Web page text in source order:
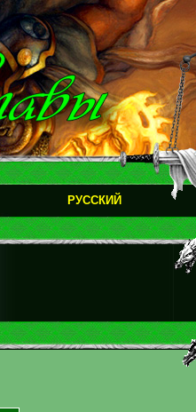
РУССКИЙ